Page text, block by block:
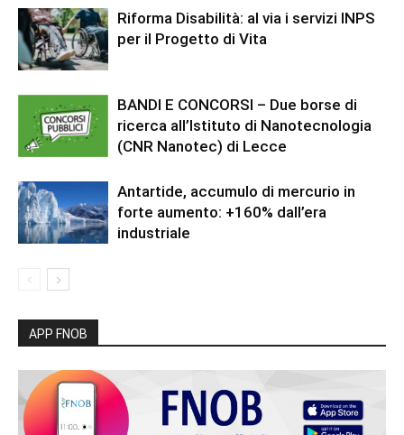
Riforma Disabilità: al via i servizi INPS
per il Progetto di Vita
BANDI E CONCORSI – Due borse di
ricerca all’Istituto di Nanotecnologia
(CNR Nanotec) di Lecce
Antartide, accumulo di mercurio in
forte aumento: +160% dall’era
industriale
APP FNOB